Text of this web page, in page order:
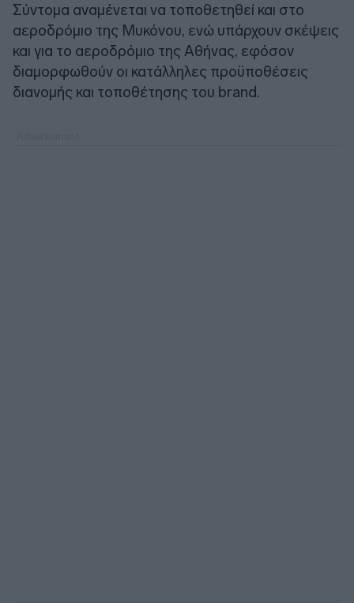
Σύντομα αναμένεται να τοποθετηθεί και στο
αεροδρόμιο της Μυκόνου, ενώ υπάρχουν σκέψεις
και για το αεροδρόμιο της Αθήνας, εφόσον
διαμορφωθούν οι κατάλληλες προϋποθέσεις
διανομής και τοποθέτησης του brand.